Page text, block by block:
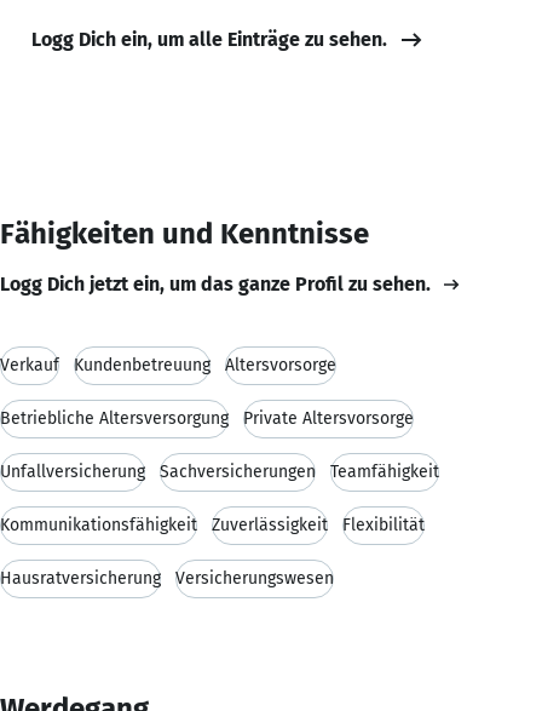
Logg Dich ein, um alle Einträge zu sehen.
Fähigkeiten und Kenntnisse
Logg Dich jetzt ein, um das ganze Profil zu sehen.
Verkauf Kundenbetreuung Altersvorsorge
Betriebliche Altersversorgung Private Altersvorsorge
Unfallversicherung Sachversicherungen Teamfähigkeit
Kommunikationsfähigkeit Zuverlässigkeit Flexibilität
Hausratversicherung Versicherungswesen